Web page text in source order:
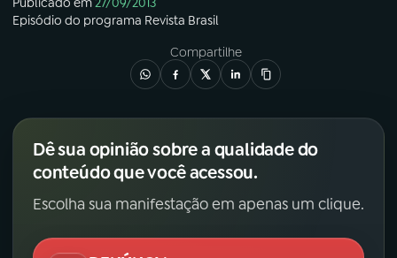
TikTok
Episódio do programa Revista Brasil
Compartilhe
Dê sua opinião sobre a qualidade do
conteúdo que você acessou.
Escolha sua manifestação em apenas um clique.